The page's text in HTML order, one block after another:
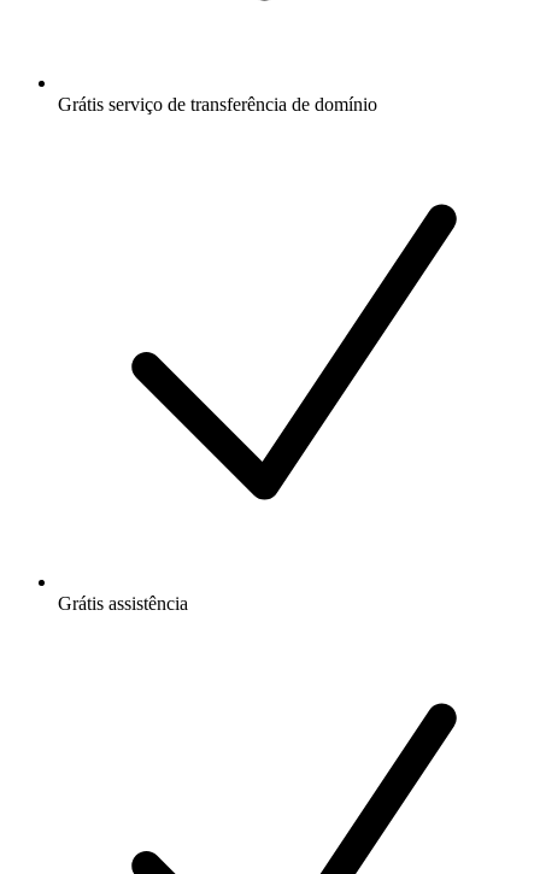
Grátis serviço de transferência de domínio
Grátis assistência